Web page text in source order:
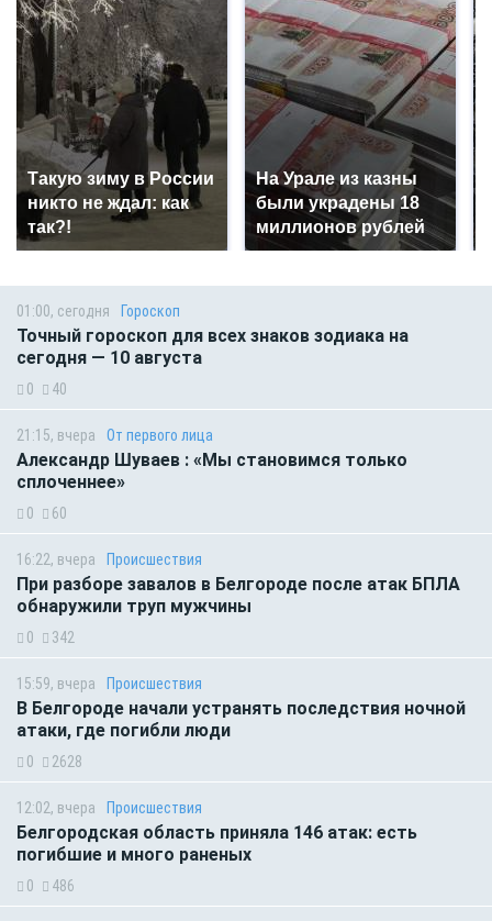
Такую зиму в России
никто не ждал: как
так?!
На Урале из казны
были украдены 18
миллионов рублей
01:00, сегодня Гороскоп
Точный гороскоп для всех знаков зодиака на
сегодня — 10 августа
0 40
21:15, вчера От первого лица
Александр Шуваев : «Мы становимся только
сплоченнее»
0 60
16:22, вчера Происшествия
При разборе завалов в Белгороде после атак БПЛА
обнаружили труп мужчины
0 342
15:59, вчера Происшествия
В Белгороде начали устранять последствия ночной
атаки, где погибли люди
0 2628
12:02, вчера Происшествия
Белгородская область приняла 146 атак: есть
погибшие и много раненых
0 486